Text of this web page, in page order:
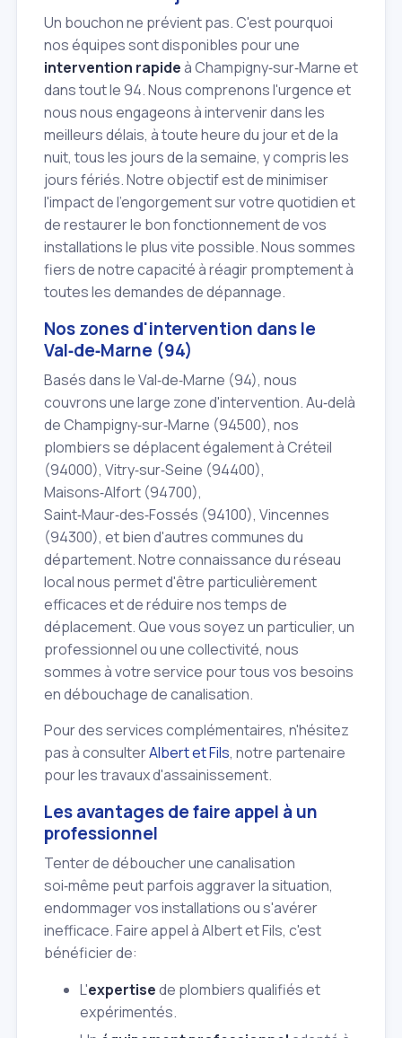
Un bouchon ne prévient pas. C'est pourquoi
nos équipes sont disponibles pour une
intervention rapideà Champigny‑sur‑Marne et
dans tout le 94. Nous comprenons l'urgence et
nous nous engageons à intervenir dans les
meilleurs délais, à toute heure du jour et de la
nuit, tous les jours de la semaine, y compris les
jours fériés. Notre objectif est de minimiser
l'impact de l'engorgement sur votre quotidien et
de restaurer le bon fonctionnement de vos
installations le plus vite possible. Nous sommes
fiers de notre capacité à réagir promptement à
toutes les demandes de dépannage.
Nos zones d'intervention dans le
Val‑de‑Marne (94)
Basés dans le Val‑de‑Marne (94), nous
couvrons une large zone d'intervention. Au‑delà
de Champigny‑sur‑Marne (94500), nos
plombiers se déplacent également à Créteil
(94000), Vitry‑sur‑Seine (94400),
Maisons‑Alfort (94700),
Saint‑Maur‑des‑Fossés (94100), Vincennes
(94300), et bien d'autres communes du
département. Notre connaissance du réseau
local nous permet d'être particulièrement
efficaces et de réduire nos temps de
déplacement. Que vous soyez un particulier, un
professionnel ou une collectivité, nous
sommes à votre service pour tous vos besoins
en débouchage de canalisation.
Pour des services complémentaires, n'hésitez
pas à consulterAlbert et Fils, notre partenaire
pour les travaux d'assainissement.
Les avantages de faire appel à un
professionnel
Tenter de déboucher une canalisation
soi‑même peut parfois aggraver la situation,
endommager vos installations ou s'avérer
inefficace. Faire appel à Albert et Fils, c'est
bénéficier de:
L'expertisede plombiers qualifiés et
expérimentés.